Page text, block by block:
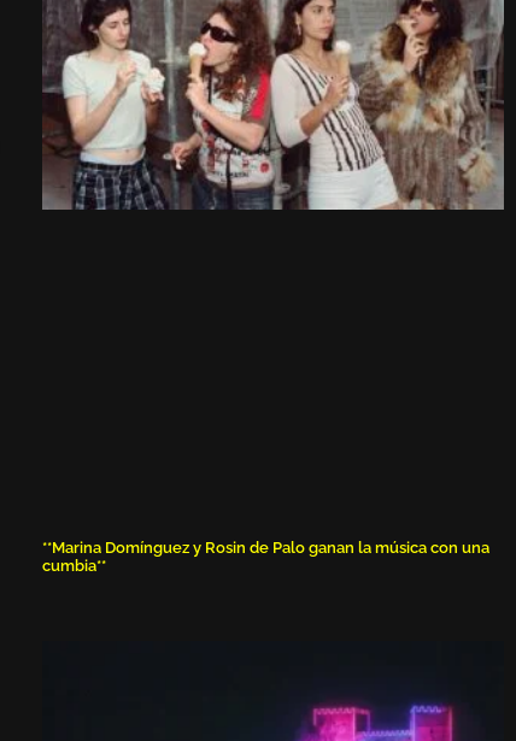
**Marina Domínguez y Rosin de Palo ganan la música con una
cumbia**